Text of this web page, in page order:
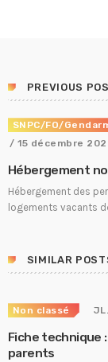
PREVIOUS
SNPC/FO/
/ 15 décembre
Hébergement
Hébergement des
logements vacants
SIMILAR
Non classé
Fiche technique
parents